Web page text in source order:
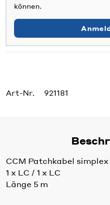
können.
Art-Nr. 921181
CCM Patchkabel simplex
1 x LC / 1 x LC
Länge 5 m